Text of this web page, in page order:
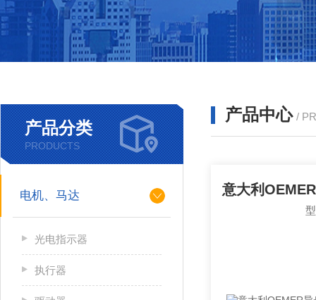
产品分类
PRODUCTS
电机、马达
光电指示器
执行器
产品中心 /